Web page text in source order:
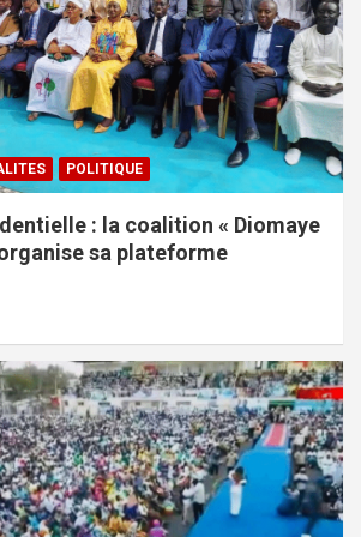
POLITIQUE
: la coalition « Diomaye
sa plateforme